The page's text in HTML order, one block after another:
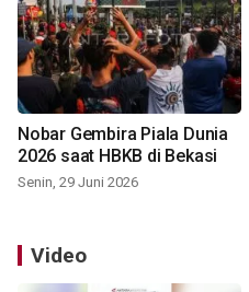
Nobar Gembira Piala Dunia
2026 saat HBKB di Bekasi
Senin, 29 Juni 2026
Video